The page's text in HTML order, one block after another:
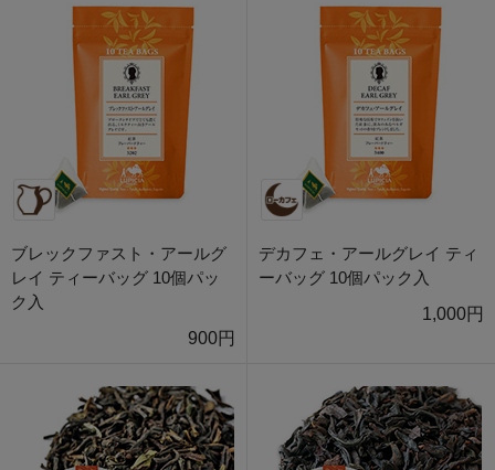
ブレックファスト・アールグ
レイ ティーバッグ 10個パッ
ク入
900円
デカフェ・アールグレイ ティ
ーバッグ 10個パック入
1,000円